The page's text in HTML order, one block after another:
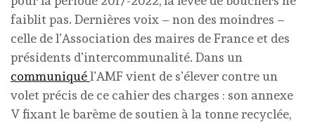
faiblit pas. Dernières voix – non des moindres –
celle de l’Association des maires de France et des
présidents d’intercommunalité. Dans un
communiquél’AMF vient de s’élever contre un
volet précis de ce cahier des charges : son annexe
V fixant le barème de soutien à la tonne recyclée,